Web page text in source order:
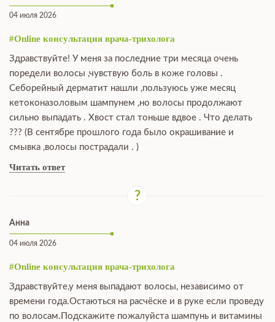
04 июля 2026
#Online консультация врача-трихолога
Здравствуйте! У меня за последние три месяца очень
поредели волосы ,чувствую боль в коже головы .
Себорейный дерматит нашли ,пользуюсь уже месяц
кетоконазоловым шампунем ,но волосы продолжают
сильно выпадать . Хвост стал тоньше вдвое . Что делать
??? (В сентябре прошлого года было окрашивание и
смывка ,волосы пострадали . )
Читать ответ
Анна
04 июля 2026
#Online консультация врача-трихолога
Здравствуйте,у меня выпадают волосы, независимо от
времени года.Остаються на расчёске и в руке если проведу
по волосам.Подскажите пожалуйста шампунь и витамины